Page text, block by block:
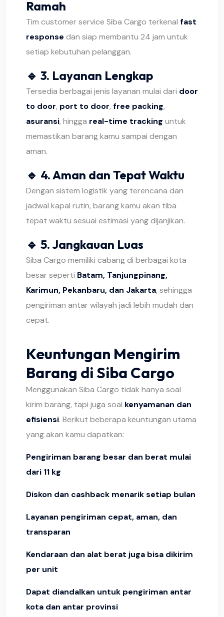
Ramah
Tim customer service Siba Cargo terkenal fast
response dan siap membantu 24 jam untuk
setiap kebutuhan pelanggan.
🔹 3. Layanan Lengkap
Tersedia berbagai jenis layanan mulai dari door
to door, port to door, free packing,
asuransi, hingga real-time tracking untuk
memastikan barang kamu sampai dengan
aman.
🔹 4.Aman dan Tepat Waktu
Dengan sistem logistik yang terencana dan
jadwal kapal rutin, barang kamu akan tiba
tepat waktu sesuai estimasi yang dijanjikan.
🔹 5. Jangkauan Luas
Siba Cargo memiliki cabang di berbagai kota
besar seperti Batam, Tanjungpinang,
Karimun, Pekanbaru, dan Jakarta, sehingga
pengiriman antar wilayah jadi lebih mudah dan
cepat.
Keuntungan Mengirim
Barang di Siba Cargo
Menggunakan Siba Cargo tidak hanya soal
kirim barang, tapi juga soal kenyamanan dan
efisiensi. Berikut beberapa keuntungan utama
yang akan kamu dapatkan:
Pengiriman barang besar dan berat mulai
dari 11 kg
Diskon dan cashback menarik setiap bulan
Layanan pengiriman cepat, aman, dan
transparan
Kendaraan dan alat berat juga bisa dikirim
per unit
Dapat diandalkan untuk pengiriman antar
kota dan antar provinsi